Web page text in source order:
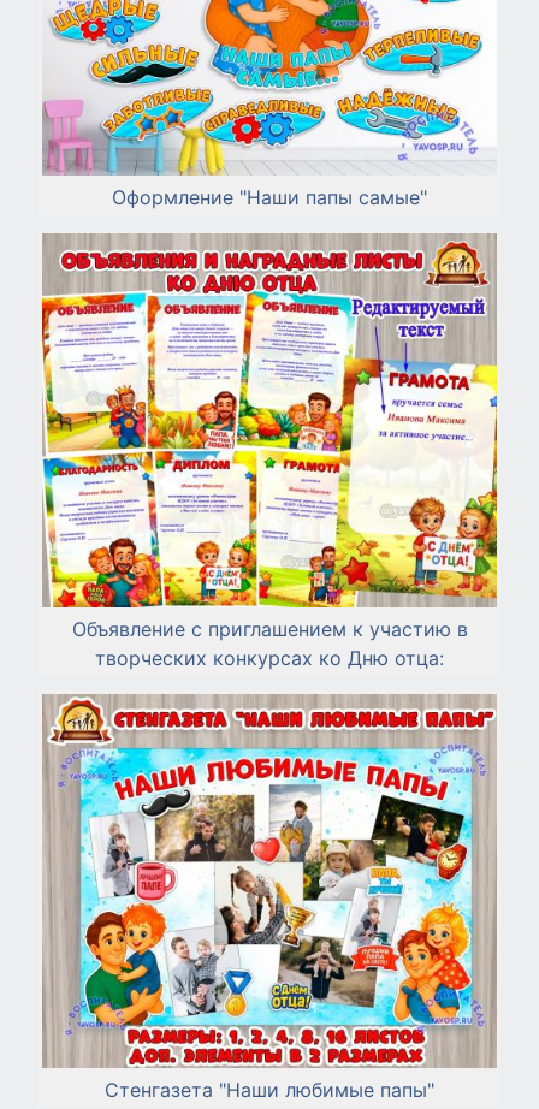
Оформление "Наши папы самые"
Объявление с приглашением к участию в
творческих конкурсах ко Дню отца:
Стенгазета "Наши любимые папы"